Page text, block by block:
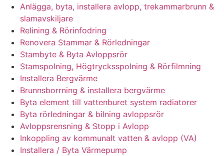
Anlägga, byta, installera avlopp, trekammarbrunn &
slamavskiljare
Relining & Rörinfodring
Renovera Stammar & Rörledningar
Stambyte & Byta Avloppsrör
Stamspolning, Högtrycksspolning & Rörfilmning
Installera Bergvärme
Brunnsborrning & installera bergvärme
Byta element till vattenburet system radiatorer
Byta rörledningar & bilning avloppsrör
Avloppsrensning & Stopp i Avlopp
Inkoppling av kommunalt vatten & avlopp (VA)
Installera / Byta Värmepump